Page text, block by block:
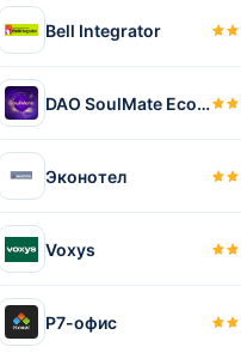
Bell Integrator
DAO SoulMate Ecosystem
Эконотел
Voxys
Р7-офис